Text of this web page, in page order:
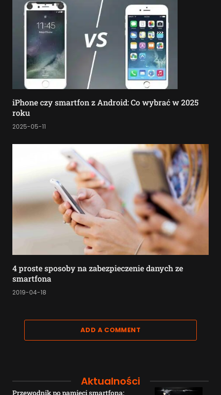
iPhone czy smartfon z Android: Co wybrać w 2025
roku
2025-05-11
4 proste sposoby na zabezpieczenie danych ze
smartfona
2019-04-18
ADD A COMMENT
Aktualności
Przewodnik po pamięci smartfona: